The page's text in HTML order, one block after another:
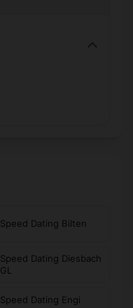
Speed Dating Bilten
Speed Dating Diesbach
GL
Speed Dating Engi